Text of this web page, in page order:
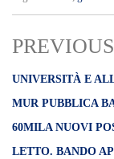
PREVIOUS
UNIVERSITÀ E
MUR PUBBLICA
60MILA NUOVI
LETTO. BANDO